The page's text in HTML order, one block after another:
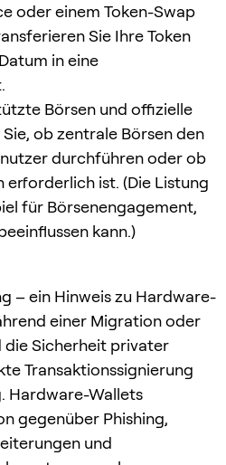
oder einem Token-Swap
Sie Ihre Token
in eine
Börsen und offizielle
ob zentrale Börsen den
durchführen oder ob
erforderlich ist. (Die Listung
für Börsenengagement,
kann.)
– ein Hinweis zu Hardware-
einer Migration oder
die Sicherheit privater
Transaktionssignierung
Hardware-Wallets
gegenüber Phishing,
und